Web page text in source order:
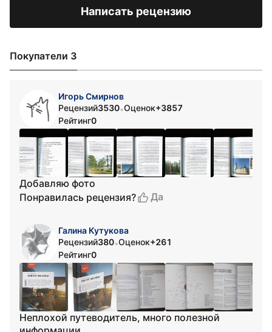
Написать рецензию
Покупатели 3
Игорь Смирнов
Рецензий3530•Оценок+3857
Рейтинг0
Добавляю фото
Понравилась рецензия?
Да
Галина Кутукова
Рецензий380•Оценок+261
Рейтинг0
Неплохой путеводитель, много полезной